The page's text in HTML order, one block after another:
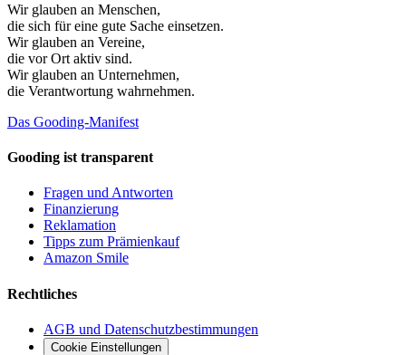
Wir glauben an Menschen,
die sich für eine gute Sache einsetzen.
Wir glauben an Vereine,
die vor Ort aktiv sind.
Wir glauben an Unternehmen,
die Verantwortung wahrnehmen.
Das Gooding-Manifest
Gooding ist transparent
Fragen und Antworten
Finanzierung
Reklamation
Tipps zum Prämienkauf
Amazon Smile
Rechtliches
AGB und Datenschutzbestimmungen
Cookie Einstellungen